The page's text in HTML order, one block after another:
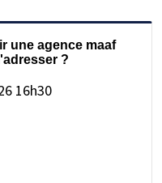
une agence maaf
?
16h30